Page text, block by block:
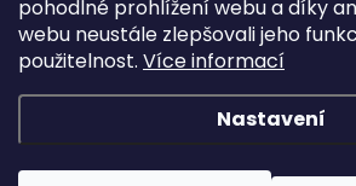
pohodlné prohlížení webu a díky
webu neustále zlepšovali jeho
použitelnost. Více informací
Nastavení